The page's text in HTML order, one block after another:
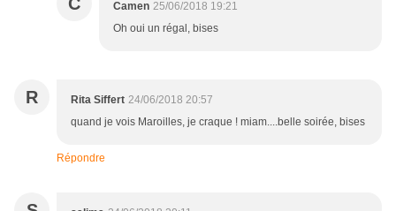
Camen 25/06/2018 19:21
Oh oui un régal, bises
R Rita Siffert 24/06/2018 20:57
quand je vois Maroilles, je craque ! miam....belle soirée, bises
Répondre